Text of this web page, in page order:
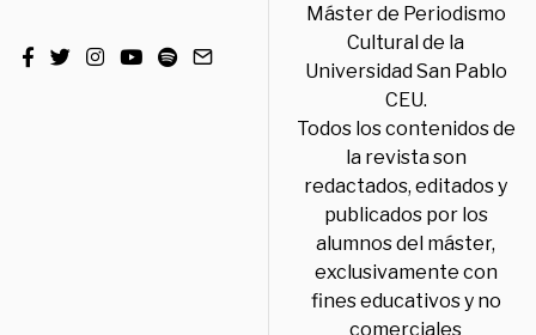
Máster de Periodismo
Cultural de la
Universidad San Pablo
CEU.
Todos los contenidos de
la revista son
redactados, editados y
publicados por los
alumnos del máster,
exclusivamente con
fines educativos y no
comerciales